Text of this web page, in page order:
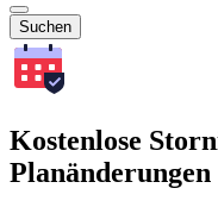
Suchen
Kostenlose
Planänderungen